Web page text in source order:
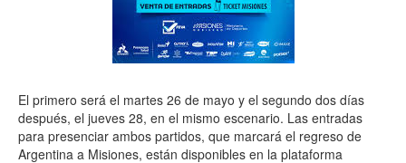
El primero será el martes 26 de mayo y el segundo dos días
después, el jueves 28, en el mismo escenario. Las entradas
para presenciar ambos partidos, que marcará el regreso de
Argentina a Misiones, están disponibles en la plataforma